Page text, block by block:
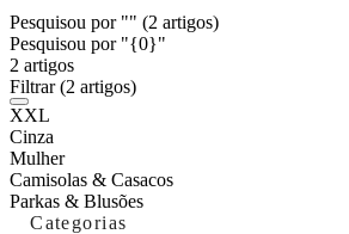
Pesquisou por "" (2 artigos)
Pesquisou por "{0}"
2 artigos
Filtrar(2 artigos)
XXL
Cinza
Mulher
Camisolas & Casacos
Parkas & Blusões
Categorias